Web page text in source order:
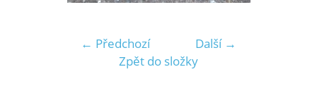
← Předchozí
Další →
Zpět do složky